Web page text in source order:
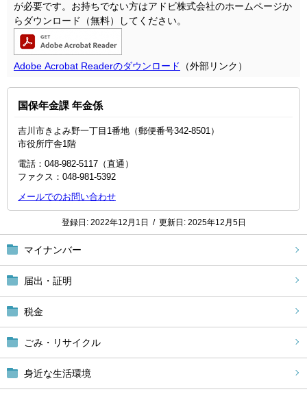
マイナンバー
届出・証明
税金
ごみ・リサイクル
身近な生活環境
が必要です。お持ちでない方はアドビ株式会社のホームページか
らダウンロード（無料）してください。
Adobe Acrobat Readerのダウンロード （外部リンク）
国保年金課 年金係
吉川市きよみ野一丁目1番地（郵便番号342-8501）
市役所庁舎1階
電話：048-982-5117（直通）
ファクス：048‐981‐5392
メールでのお問い合わせ
登録日: 2022年12月1日 / 更新日: 2025年12月5日